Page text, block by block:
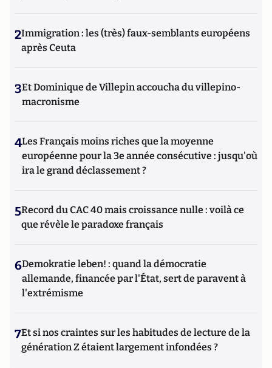
2Immigration : les (très) faux-semblants européens
après Ceuta
3Et Dominique de Villepin accoucha du villepino-
macronisme
4Les Français moins riches que la moyenne
européenne pour la 3e année consécutive : jusqu'où
ira le grand déclassement ?
5Record du CAC 40 mais croissance nulle : voilà ce
que révèle le paradoxe français
6Demokratie leben! : quand la démocratie
allemande, financée par l'État, sert de paravent à
l'extrémisme
7Et si nos craintes sur les habitudes de lecture de la
génération Z étaient largement infondées ?